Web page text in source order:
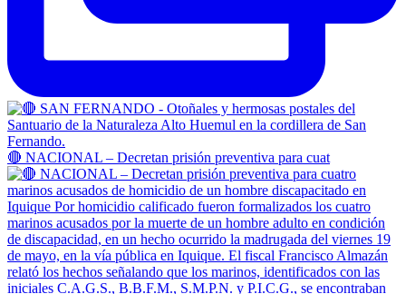
🔴 NACIONAL – Decretan prisión preventiva para cuat